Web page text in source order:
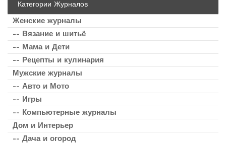
Категории Журналов
Женские журналы
-- Вязание и шитьё
-- Мама и Дети
-- Рецепты и кулинария
Мужские журналы
-- Авто и Мото
-- Игры
-- Компьютерные журналы
Дом и Интерьер
-- Дача и огород